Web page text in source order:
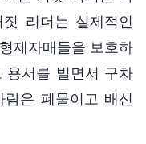
리더는 실제적인
제자매들을 보호하
용서를 빌면서 구차
은 폐물이고 배신